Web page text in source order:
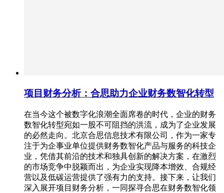
项目财务分析：合思助力企业财务数智化转型
在当今这个被数字化浪潮全面席卷的时代，企业的财务
数智化转型宛如一股不可阻挡的洪流，成为了企业发展
的必然走向。北京合思信息技术有限公司，作为一家专
注于为企事业单位提供财务数智化产品与服务的科技企
业，凭借其前沿的技术和独具创新的解决方案，在激烈
的市场竞争中脱颖而出，为企业实现降本增效、合规经
营以及低碳运营提供了强有力的支持。接下来，让我们
深入展开项目财务分析，一同探寻合思在财务数智化领